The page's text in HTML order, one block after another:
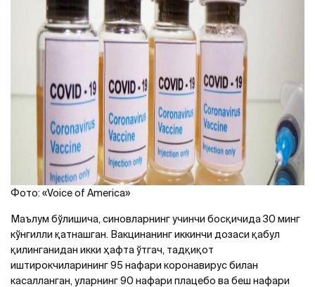
Фото: «Voice of America»
Маълум бўлишича, синовларнинг учинчи босқичида 30 минг
кўнгилли қатнашган. Вакцинанинг иккинчи дозаси қабул
қилинганидан икки ҳафта ўтгач, тадқиқот
иштирокчиларининг 95 нафари коронавирус билан
касалланган, уларнинг 90 нафари плацебо ва беш нафари